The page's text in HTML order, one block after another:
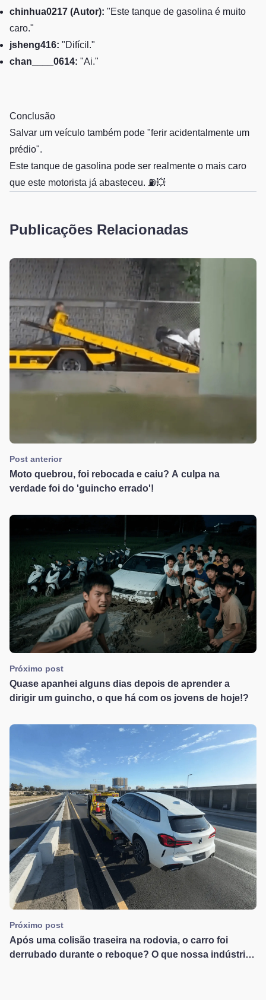
chinhua0217 (Autor): "Este tanque de gasolina é muito
caro."
jsheng416: "Difícil."
chan____0614: "Ai."
Conclusão
Salvar um veículo também pode "ferir acidentalmente um
prédio".
Este tanque de gasolina pode ser realmente o mais caro
que este motorista já abasteceu. ⛽💥
Publicações Relacionadas
Post anterior
Moto quebrou, foi rebocada e caiu? A culpa na
verdade foi do 'guincho errado'!
Próximo post
Quase apanhei alguns dias depois de aprender a
dirigir um guincho, o que há com os jovens de hoje!?
Próximo post
Após uma colisão traseira na rodovia, o carro foi
derrubado durante o reboque? O que nossa indústria